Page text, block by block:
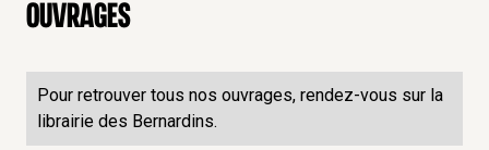
Ouvrages
Pour retrouver tous nos ouvrages, rendez-vous sur la
librairie des Bernardins.